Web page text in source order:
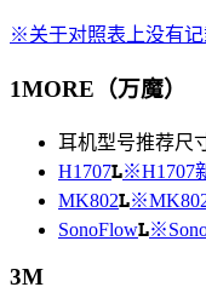
※关于对照表上没有
1MORE（万魔）
耳机型号推荐尺
H1707L※H1707
MK802L
SonoFlowL
3M